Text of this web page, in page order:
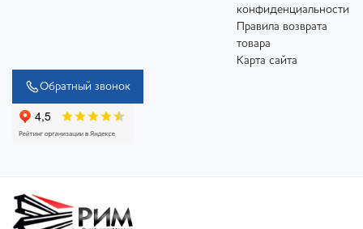
конфиденциальности
Правила возврата
товара
Карта сайта
Обратный звонок